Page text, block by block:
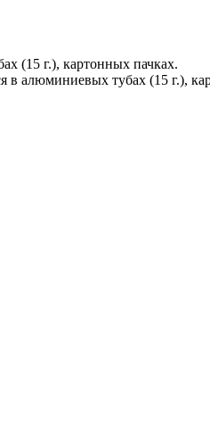
(15 г.), картонных пачках.
в алюминиевых тубах (15 г.),